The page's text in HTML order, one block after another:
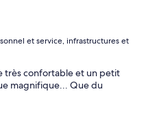
et service, infrastructures et
très confortable et un petit
magnifique... Que du